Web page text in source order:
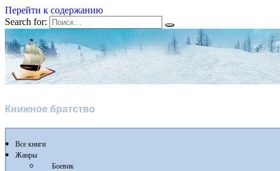
Перейти к содержанию
Search for:
Книжное братство
Все книги
Жанры
Боевик